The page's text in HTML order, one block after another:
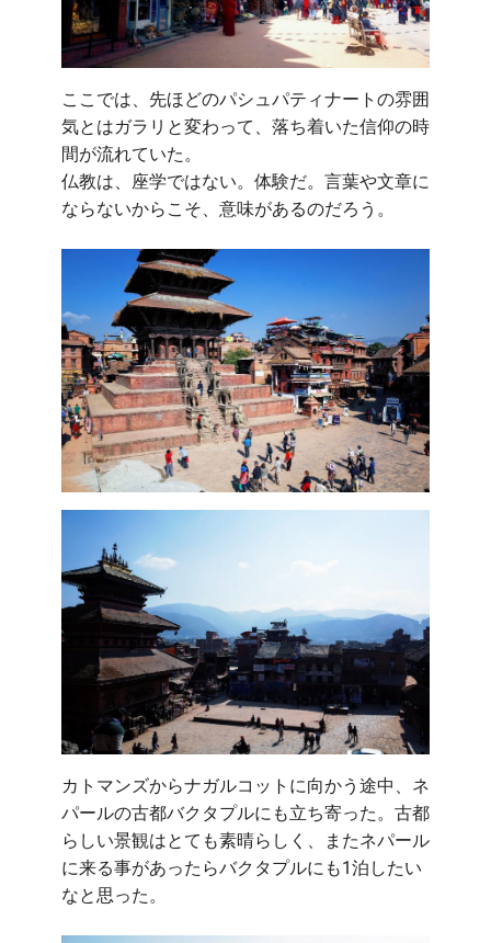
ここでは、先ほどのパシュパティナートの雰囲
気とはガラリと変わって、落ち着いた信仰の時
間が流れていた。
仏教は、座学ではない。体験だ。言葉や文章に
ならないからこそ、意味があるのだろう。
カトマンズからナガルコットに向かう途中、ネ
パールの古都バクタプルにも立ち寄った。古都
らしい景観はとても素晴らしく、またネパール
に来る事があったらバクタプルにも1泊したい
なと思った。